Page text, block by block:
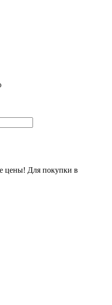
цены! Для покупки в